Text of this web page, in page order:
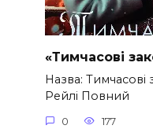
«Тимчасові
Назва: Тимчасові
Рейлі Повний
0 177